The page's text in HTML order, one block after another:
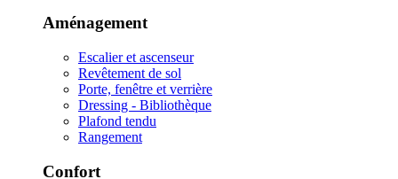
Aménagement
Escalier et ascenseur
Revêtement de sol
Porte, fenêtre et verrière
Dressing - Bibliothèque
Plafond tendu
Rangement
Confort